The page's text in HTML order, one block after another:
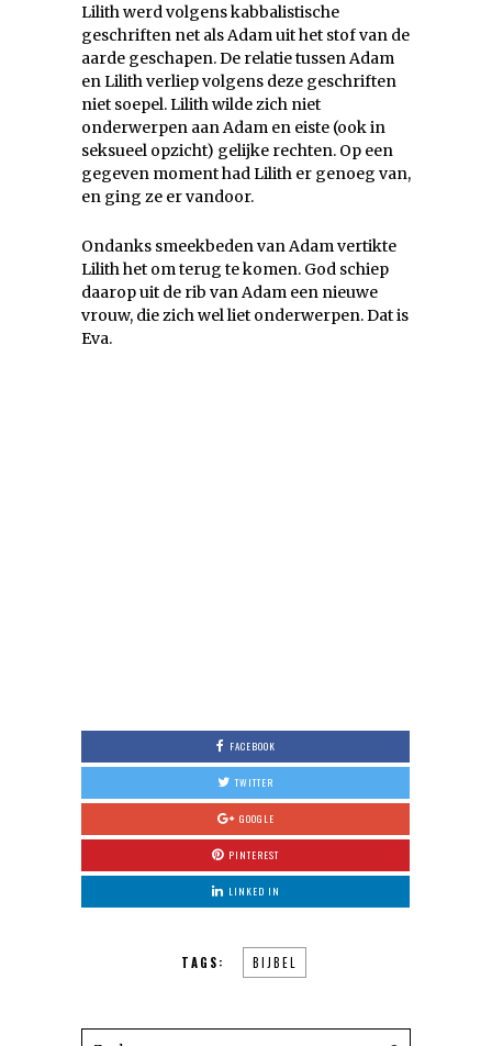
Lilith werd volgens kabbalistische
geschriften net als Adam uit het stof van de
aarde geschapen. De relatie tussen Adam
en Lilith verliep volgens deze geschriften
niet soepel. Lilith wilde zich niet
onderwerpen aan Adam en eiste (ook in
seksueel opzicht) gelijke rechten. Op een
gegeven moment had Lilith er genoeg van,
en ging ze er vandoor.
Ondanks smeekbeden van Adam vertikte
Lilith het om terug te komen. God schiep
daarop uit de rib van Adam een nieuwe
vrouw, die zich wel liet onderwerpen. Dat is
Eva.
FACEBOOK
TWITTER
GOOGLE
PINTEREST
LINKED IN
TAGS: BIJBEL